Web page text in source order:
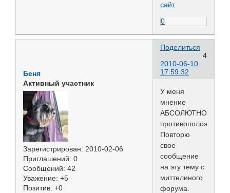
сайт
0
Поделиться
4
2010-06-10
17:59:32
Беня
Активный участник
Зарегистрирован: 2010-02-06
Приглашений: 0
Сообщений: 42
Уважение: +5
Позитив: +0
У меня
мнение
АБСОЛЮТНО
противоположное!
Повторю
свое
сообщение
на эту тему с
миттелиного
форума.